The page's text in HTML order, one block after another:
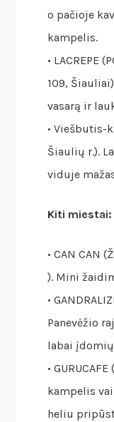
o pačioje
kampelis.
• LACREPE
109,
vasarą ir
• Viešbutis-
Šiaulių r.).
viduje
Kiti miestai:
• CAN CAN
). Mini
•
Panevėžio
labai
•
kampelis
heliu